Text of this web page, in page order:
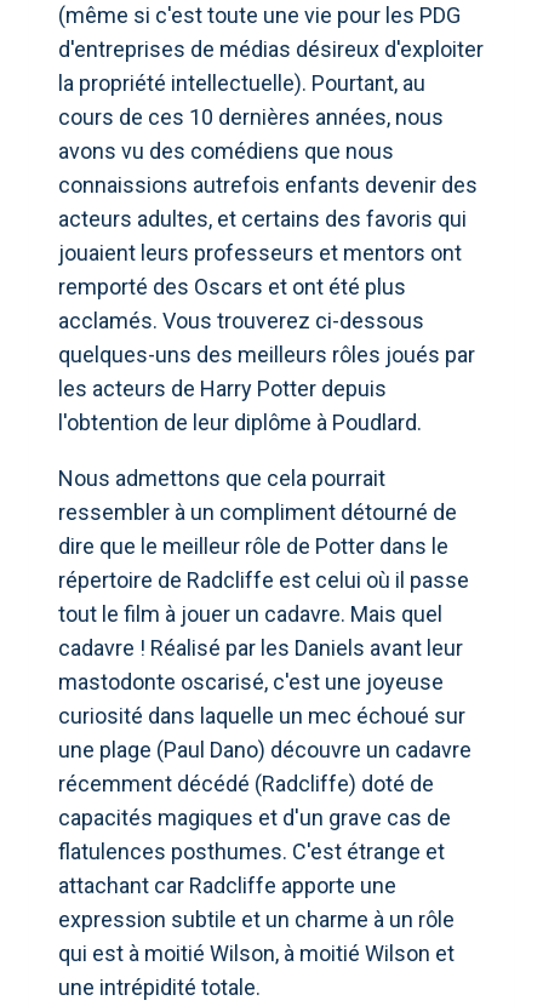
(même si c'est toute une vie pour les PDG
d'entreprises de médias désireux d'exploiter
la propriété intellectuelle). Pourtant, au
cours de ces 10 dernières années, nous
avons vu des comédiens que nous
connaissions autrefois enfants devenir des
acteurs adultes, et certains des favoris qui
jouaient leurs professeurs et mentors ont
remporté des Oscars et ont été plus
acclamés. Vous trouverez ci-dessous
quelques-uns des meilleurs rôles joués par
les acteurs de Harry Potter depuis
l'obtention de leur diplôme à Poudlard.
Nous admettons que cela pourrait
ressembler à un compliment détourné de
dire que le meilleur rôle de Potter dans le
répertoire de Radcliffe est celui où il passe
tout le film à jouer un cadavre. Mais quel
cadavre ! Réalisé par les Daniels avant leur
mastodonte oscarisé, c'est une joyeuse
curiosité dans laquelle un mec échoué sur
une plage (Paul Dano) découvre un cadavre
récemment décédé (Radcliffe) doté de
capacités magiques et d'un grave cas de
flatulences posthumes. C'est étrange et
attachant car Radcliffe apporte une
expression subtile et un charme à un rôle
qui est à moitié Wilson, à moitié Wilson et
une intrépidité totale.